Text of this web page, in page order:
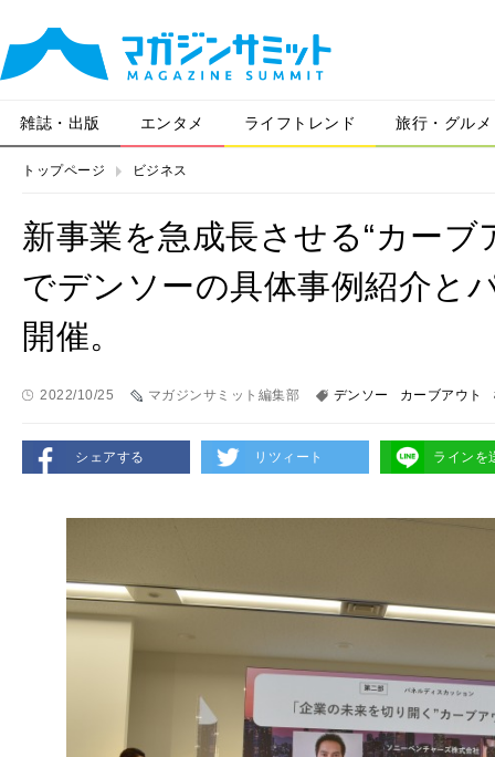
雑誌・出版 エンタメ ライフトレンド 旅行・グルメ
トップページ ビジネス
新事業を急成長させる“カー
でデンソーの具体事例紹介と
開催。
2022/10/25 マガジンサミット編集部 デンソー カーブアウト
シェアする リツィート ラインを